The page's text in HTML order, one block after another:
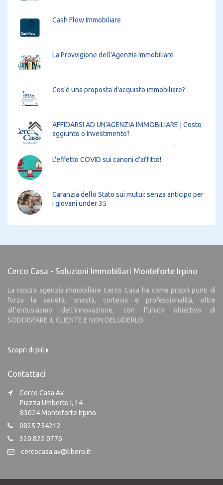
Cash Flow Immobiliare
La Provvigione dell'Agenzia Immobiliare
Cos'è una proposta d'acquisto immobiliare?
AFFIDARSI AD UN'AGENZIA IMMOBILIARE | Costo
aggiunto o Investimento?
L'effetto COVID sui canoni d'affitto!
Garanzia dello Stato sui mutui: senza anticipo per
i giovani under 35
Cerco Casa - Soluzioni Immobiliari Monteforte Irpino
La nostra agenzia immobiliare Cerco Casa ha come propri punti di
forza la serietà, onestà, cortesia e professionalità, oltre
all'entusiasmo dell'innovazione, con l'unico obiettivo di
SODDISFARE IL CLIENTE E NON DELUDERLO.
Scopri di più
Contattaci
Cerco Casa Av
Piazza Umberto I, 14
83024 Monteforte Irpino
0825 754212
320 822 0776
cercocasa.av@libero.it